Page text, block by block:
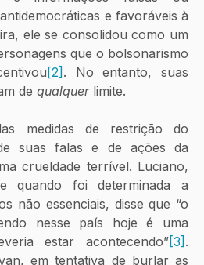
e favoráveis à
ele se consolidou como um
que o bolsonarismo
[2] . No entanto, suas
de qualquer limite.
medidas de restrição do
suas falas e de ações da
crueldade terrível. Luciano,
quando foi determinada a
não essenciais, disse que “o
nesse país hoje é uma
estar acontecendo”[3] .
em tentativa de burlar as